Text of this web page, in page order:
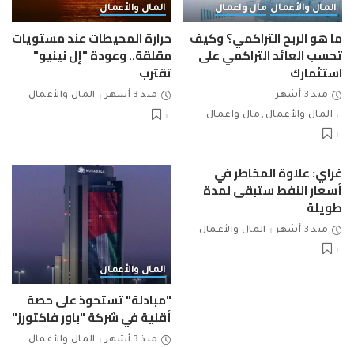
المال والأعمال مال واعمال
ما هو الربح التراكمي؟ وكيف
تحسب العائد التراكمي على
استثمارك
منذ 3 أشهر
المال والأعمال
مال واعمال
المال والأعمال
حرارة المحيطات عند مستويات
مقلقة.. وعودة "إل نينيو"
تقترب
منذ 3 أشهر المال والأعمال
غراي: علاوة المخاطر في
أسعار النفط ستبقى لمدة
طويلة
منذ 3 أشهر المال والأعمال
المال والأعمال
"مبادلة" تستحوذ على حصة
أقلية في شركة "باور فاكتورز"
منذ 3 أشهر المال والأعمال